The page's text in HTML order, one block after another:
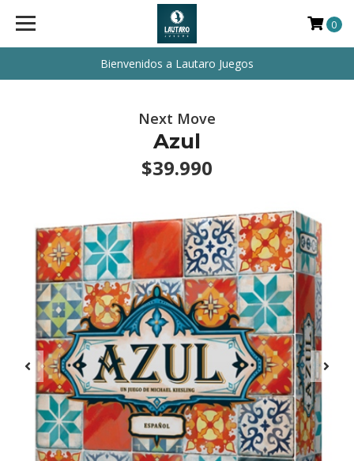
Bienvenidos a Lautaro Juegos
0
Next Move
Azul
$39.990